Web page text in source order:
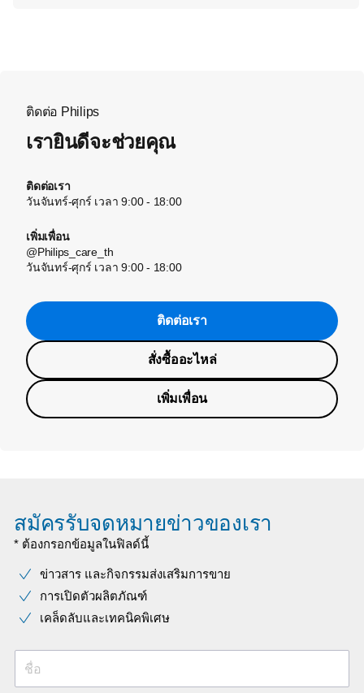
ติดต่อ Philips
เรายินดีจะช่วยคุณ
ติดต่อเรา
วันจันทร์-ศุกร์ เวลา 9:00 - 18:00
เพิ่มเพื่อน
@Philips_care_th
วันจันทร์-ศุกร์ เวลา 9:00 - 18:00
ติดต่อเรา
สั่งซื้ออะไหล่
เพิ่มเพื่อน
สมัครรับจดหมายข่าวของเรา
* ต้องกรอกข้อมูลในฟิลด์นี้
ข่าวสาร และกิจกรรมส่งเสริมการขาย
การเปิดตัวผลิตภัณฑ์
เคล็ดลับและเทคนิคพิเศษ
ชื่อ